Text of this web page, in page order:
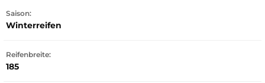
Saison:
Winterreifen
Reifenbreite:
185